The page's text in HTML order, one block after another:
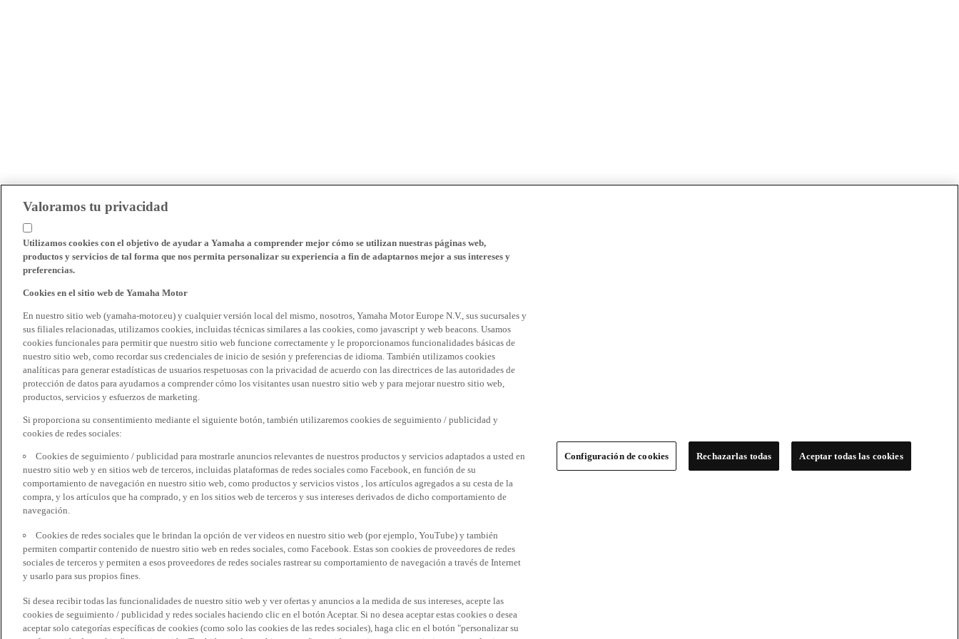
Valoramos tu privacidad
Utilizamos cookies con el objetivo de ayudar a Yamaha a comprender mejor cómo se utilizan nuestras páginas web,
productos y servicios de tal forma que nos permita personalizar su experiencia a fin de adaptarnos mejor a sus intereses y
preferencias.
Cookies en el sitio web de Yamaha Motor
En nuestro sitio web (yamaha-motor.eu) y cualquier versión local del mismo, nosotros, Yamaha Motor Europe N.V., sus sucursales y
sus filiales relacionadas, utilizamos cookies, incluidas técnicas similares a las cookies, como javascript y web beacons. Usamos
cookies funcionales para permitir que nuestro sitio web funcione correctamente y le proporcionamos funcionalidades básicas de
nuestro sitio web, como recordar sus credenciales de inicio de sesión y preferencias de idioma. También utilizamos cookies
analíticas para generar estadísticas de usuarios respetuosas con la privacidad de acuerdo con las directrices de las autoridades de
protección de datos para ayudarnos a comprender cómo los visitantes usan nuestro sitio web y para mejorar nuestro sitio web,
productos, servicios y esfuerzos de marketing.
Si proporciona su consentimiento mediante el siguiente botón, también utilizaremos cookies de seguimiento / publicidad y
cookies de redes sociales:
Cookies de seguimiento / publicidad para mostrarle anuncios relevantes de nuestros productos y servicios adaptados a usted en
nuestro sitio web y en sitios web de terceros, incluidas plataformas de redes sociales como Facebook, en función de su
comportamiento de navegación en nuestro sitio web, como productos y servicios vistos , los artículos agregados a su cesta de la
compra, y los artículos que ha comprado, y en los sitios web de terceros y sus intereses derivados de dicho comportamiento de
navegación.
Cookies de redes sociales que le brindan la opción de ver videos en nuestro sitio web (por ejemplo, YouTube) y también
permiten compartir contenido de nuestro sitio web en redes sociales, como Facebook. Estas son cookies de proveedores de redes
sociales de terceros y permiten a esos proveedores de redes sociales rastrear su comportamiento de navegación a través de Internet
y usarlo para sus propios fines.
Si desea recibir todas las funcionalidades de nuestro sitio web y ver ofertas y anuncios a la medida de sus intereses, acepte las
cookies de seguimiento / publicidad y redes sociales haciendo clic en el botón Aceptar. Si no desea aceptar estas cookies o desea
aceptar solo categorías específicas de cookies (como solo las cookies de las redes sociales), haga clic en el botón "personalizar su
Configuración de cookies Rechazarlas todas Aceptar todas las cookies